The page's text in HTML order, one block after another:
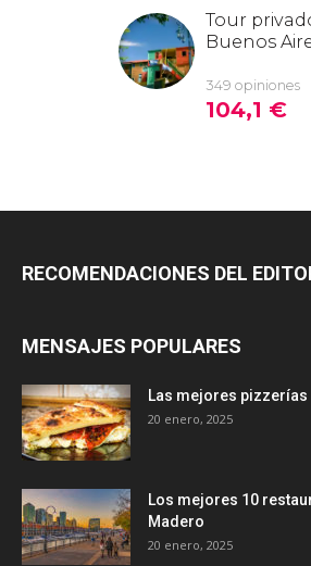
RECOMENDACIONES DEL
MENSAJES POPULARES
Las mejores pizzerías
20 enero, 2025
Los mejores 10
Madero
20 enero, 2025